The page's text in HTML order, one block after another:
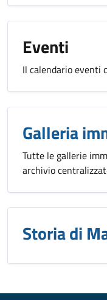
Eventi
Il calendario eventi
Galleria
Tutte le gallerie
archivio
Storia di